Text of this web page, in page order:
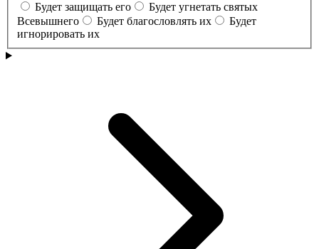
Будет защищать его
Будет угнетать святых
Всевышнего
Будет благословлять их
Будет
игнорировать их